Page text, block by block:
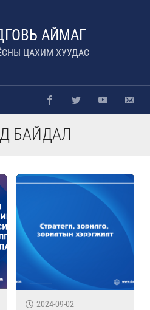
АЙМАГ
ЦАХИМ ХУУДАС
БАЙДАЛ
2024-09-02